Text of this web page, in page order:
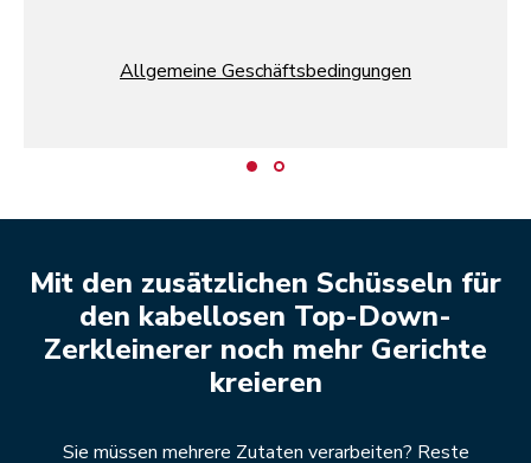
Allgemeine Geschäftsbedingungen
Mit den zusätzlichen Schüsseln für
den kabellosen Top-Down-
Zerkleinerer noch mehr Gerichte
kreieren
Sie müssen mehrere Zutaten verarbeiten? Reste